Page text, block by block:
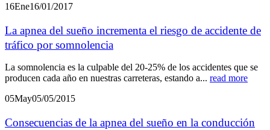
16Ene16/01/2017
La apnea del sueño incrementa el riesgo de accidente de
tráfico por somnolencia
La somnolencia es la culpable del 20-25% de los accidentes que se
producen cada año en nuestras carreteras, estando a... read more
05May05/05/2015
Consecuencias de la apnea del sueño en la conducción